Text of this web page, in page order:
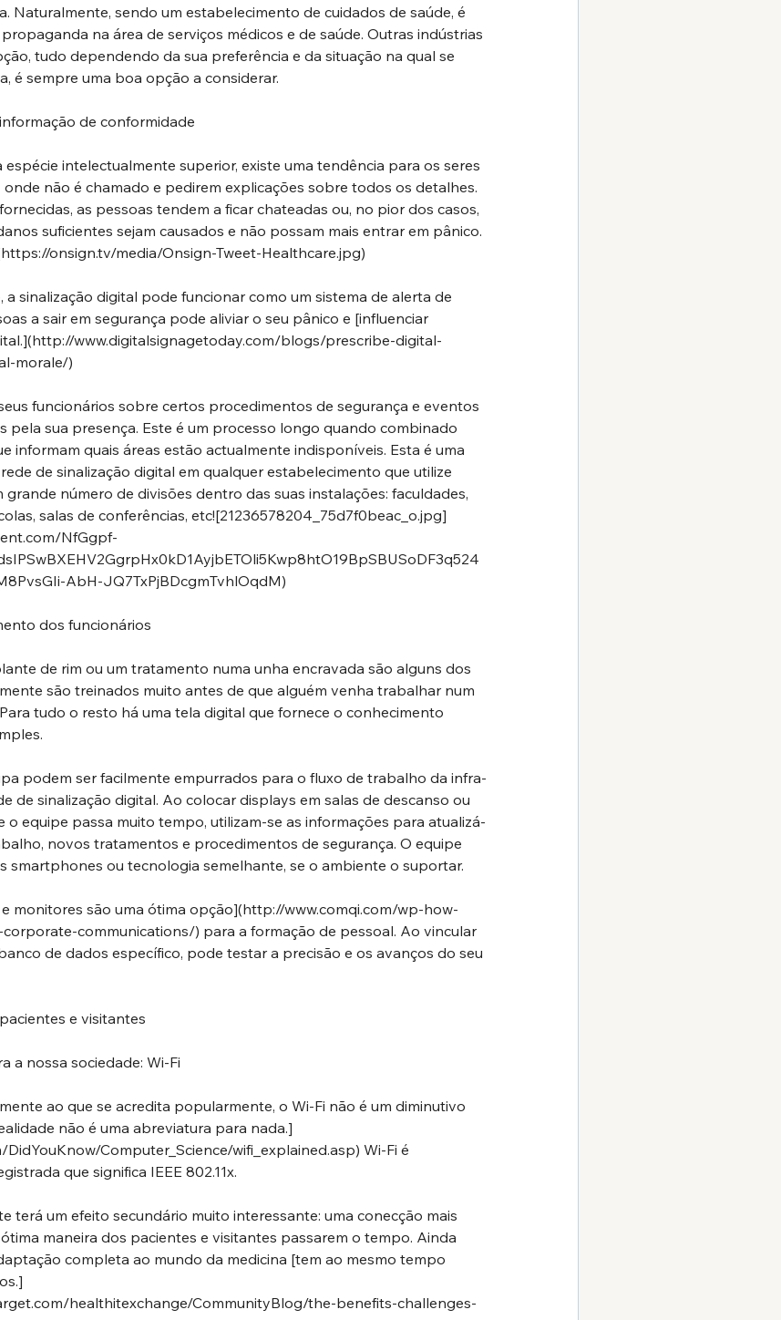
Naturalmente, sendo um estabelecimento de cuidados de saúde, é
na área de serviços médicos e de saúde. Outras indústrias
tudo dependendo da sua preferência e da situação na qual se
é sempre uma boa opção a considerar.
de conformidade
intelectualmente superior, existe uma tendência para os seres
não é chamado e pedirem explicações sobre todos os detalhes.
as pessoas tendem a ficar chateadas ou, no pior dos casos,
suficientes sejam causados ​​e não possam mais entrar em pânico.
https://onsign.tv/media/Onsign-Tweet-Healthcare.jpg)
a sinalização digital pode funcionar como um sistema de alerta de
a sair em segurança pode aliviar o seu pânico e [influenciar
http://www.digitalsignagetoday.com/blogs/prescribe-digital-
morale/)
funcionários sobre certos procedimentos de segurança e eventos
pela sua presença. Este é um processo longo quando combinado
informam quais áreas estão actualmente indisponíveis. Esta é uma
de sinalização digital em qualquer estabelecimento que utilize
grande número de divisões dentro das suas instalações: faculdades,
salas de conferências, etc![21236578204_75d7f0beac_o.jpg]
NfGgpf-
AbH-JQ7TxPjBDcgmTvhlOqdM)
dos funcionários
de rim ou um tratamento numa unha encravada são alguns dos
são treinados muito antes de que alguém venha trabalhar num
tudo o resto há uma tela digital que fornece o conhecimento
podem ser facilmente empurrados para o fluxo de trabalho da infra-
de sinalização digital. Ao colocar displays em salas de descanso ou
o equipe passa muito tempo, utilizam-se as informações para atualizá-
novos tratamentos e procedimentos de segurança. O equipe
smartphones ou tecnologia semelhante, se o ambiente o suportar.
monitores são uma ótima opção](http://www.comqi.com/wp-how-
communications/) para a formação de pessoal. Ao vincular
de dados específico, pode testar a precisão e os avanços do seu
e visitantes
a nossa sociedade: Wi-Fi
ao que se acredita popularmente, o Wi-Fi não é um diminutivo
não é uma abreviatura para nada.]
Computer_Science/wifi_explained.asp) Wi-Fi é
que significa IEEE 802.11x.
terá um efeito secundário muito interessante: uma conecção mais
maneira dos pacientes e visitantes passarem o tempo. Ainda
completa ao mundo da medicina [tem ao mesmo tempo
healthitexchange/CommunityBlog/the-benefits-challenges-